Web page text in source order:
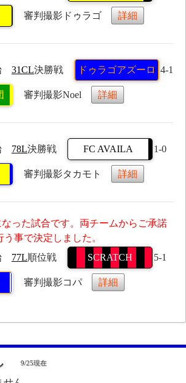
審判撮影ドゥラゴ 詳細
31CL決勝戦 ドゥラゴアズーロ 4-1
審判撮影Noel 詳細
78L決勝戦 FC AVAILA 1-0
審判撮影タカモト 詳細
なった試合です。両チームからご承諾
事で決定しました。
77L順位戦 SCRATCH 5-1
審判撮影コパ 詳細
9/25現在